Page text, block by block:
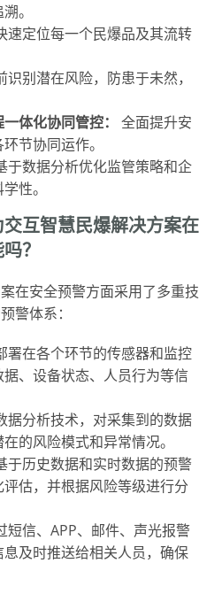
。
速定位每一个民爆品及其流转
识别潜在风险，防患于未然，
体化协同管控：
全面提升安
节协同运作。
于数据分析优化监管策略和企
性。
互智慧民爆解决方案在
？
在安全预警方面采用了多重技
警体系：
署在各个环节的传感器和监控
、设备状态、人员行为等信
据分析技术，对采集到的数据
的风险模式和异常情况。
于历史数据和实时数据的预警
估，并根据风险等级进行分
短信、APP、邮件、声光报警
及时推送给相关人员，确保